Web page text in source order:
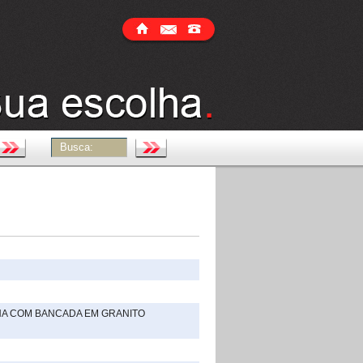
COM BANCADA EM GRANITO